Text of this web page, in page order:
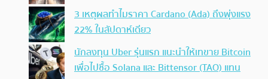
3 เหตุผลทำไมราคา Cardano (Ada) ถึงพุ่งแรง
22% ในสัปดาห์เดียว
นักลงทุน Uber รุ่นแรก แนะนำให้เทขาย Bitcoin
เพื่อไปซื้อ Solana และ Bittensor (TAO) แทน